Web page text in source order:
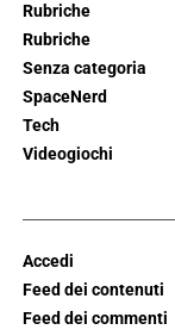
Rubriche
Rubriche
Senza categoria
SpaceNerd
Tech
Videogiochi
Accedi
Feed dei contenuti
Feed dei commenti